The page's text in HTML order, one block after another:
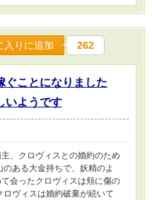
入りに追加 262
ぐことになりました
いようです
、クロヴィスとの婚約のため
ある大金持ちで、妖精のよ
会ったクロヴィスは頬に傷の
ヴィスは婚約破棄が続いて